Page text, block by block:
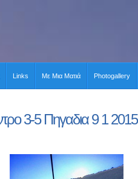
Links Με Μια Ματιά Photogallery
3-5 Πηγαδια 9 1 2015